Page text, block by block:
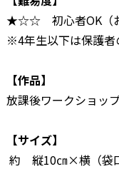
★☆☆ 初心者OK（お
※4年生以下は保護者
【作品】
放課後ワークショッ
【サイズ】
約 縦10㎝×横（袋